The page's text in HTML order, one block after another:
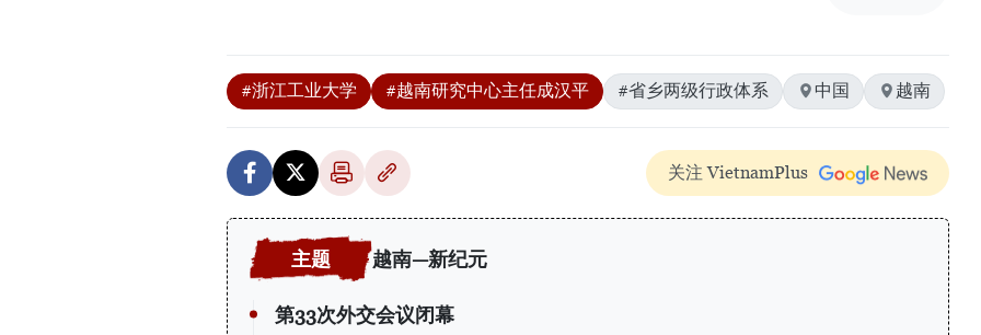
#浙江工业大学 #越南研究中心主任成汉平 #省乡两级行政体系 中国 越南
关注 VietnamPlus
越南—新纪元
第33次外交会议闭幕